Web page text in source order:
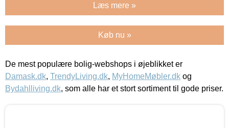
Læs mere »
Køb nu »
De mest populære bolig-webshops i øjeblikket er
Damask.dk, TrendyLiving.dk, MyHomeMøbler.dk og
Bydahlliving.dk, som alle har et stort sortiment til gode priser.